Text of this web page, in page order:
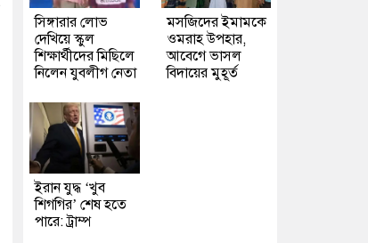
সিঙ্গারার লোভ
দেখিয়ে স্কুল
শিক্ষার্থীদের মিছিলে
নিলেন যুবলীগ নেতা
মসজিদের ইমামকে
ওমরাহ উপহার,
আবেগে ভাসল
বিদায়ের মুহূর্ত
ইরান যুদ্ধ ‘খুব
শিগগির’ শেষ হতে
পারে: ট্রাম্প